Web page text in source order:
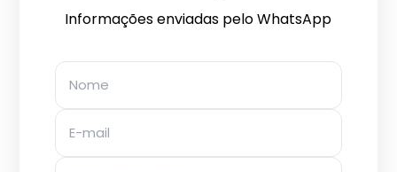
Informações enviadas pelo WhatsApp